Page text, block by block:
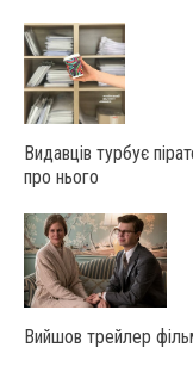
Видавців турбує
про нього
Вийшов трейлер